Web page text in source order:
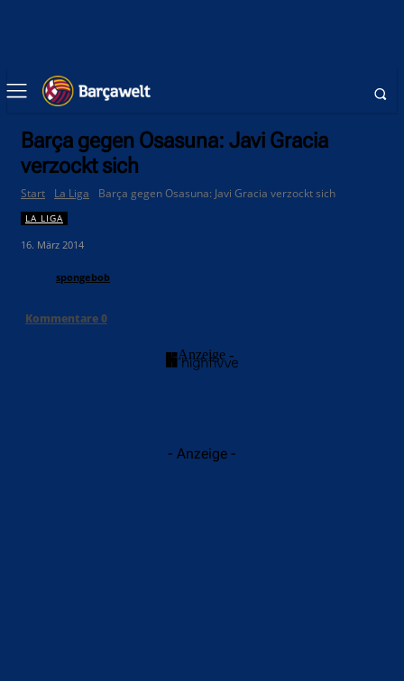
Barça gegen Osasuna: Javi Gracia
verzockt sich
Start La Liga Barça gegen Osasuna: Javi Gracia verzockt sich
LA LIGA
16. März 2014
spongebob
Kommentare0
- Anzeige -
- Anzeige -